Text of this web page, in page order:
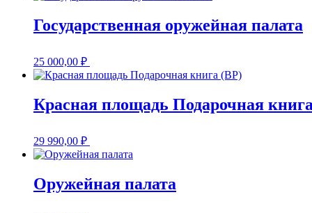
Государственная оружейная палата
25 000,00 ₽
Красная площадь Подарочная
29 990,00 ₽
Оружейная палата